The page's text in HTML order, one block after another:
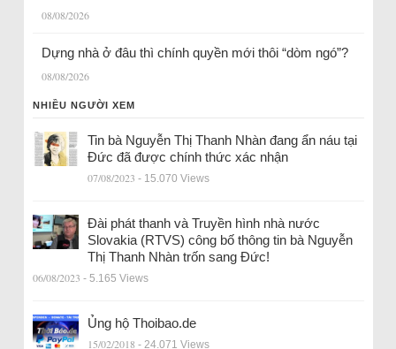
08/08/2026
Dựng nhà ở đâu thì chính quyền mới thôi “dòm ngó”?
08/08/2026
NHIỀU NGƯỜI XEM
Tin bà Nguyễn Thị Thanh Nhàn đang ẩn náu tại
Đức đã được chính thức xác nhận
07/08/2023 - 15.070 Views
Đài phát thanh và Truyền hình nhà nước
Slovakia (RTVS) công bố thông tin bà Nguyễn
Thị Thanh Nhàn trốn sang Đức!
06/08/2023 - 5.165 Views
Ủng hộ Thoibao.de
15/02/2018 - 24.071 Views